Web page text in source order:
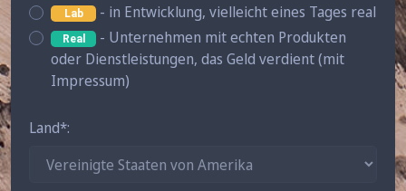
Lab - in Entwicklung, vielleicht eines Tages real
Real
- Unternehmen mit echten Produkten
oder Dienstleistungen, das Geld verdient (mit
Impressum)
Land